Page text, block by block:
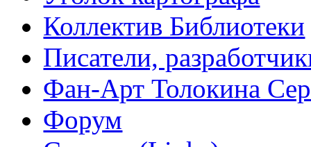
Коллектив Библиотеки
Писатели,
Фан-Арт Толокина
Форум